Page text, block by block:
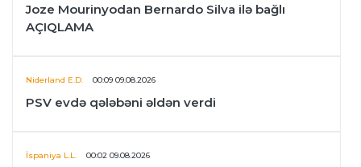
Joze Mourinyodan Bernardo Silva ilə bağlı
AÇIQLAMA
Niderland E.D. 00:09 09.08.2026
PSV evdə qələbəni əldən verdi
İspaniya L.L. 00:02 09.08.2026